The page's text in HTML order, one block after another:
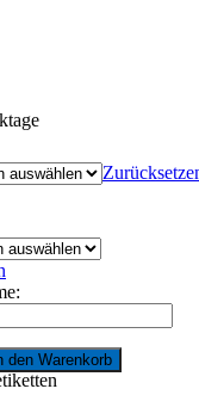
den Warenkorb